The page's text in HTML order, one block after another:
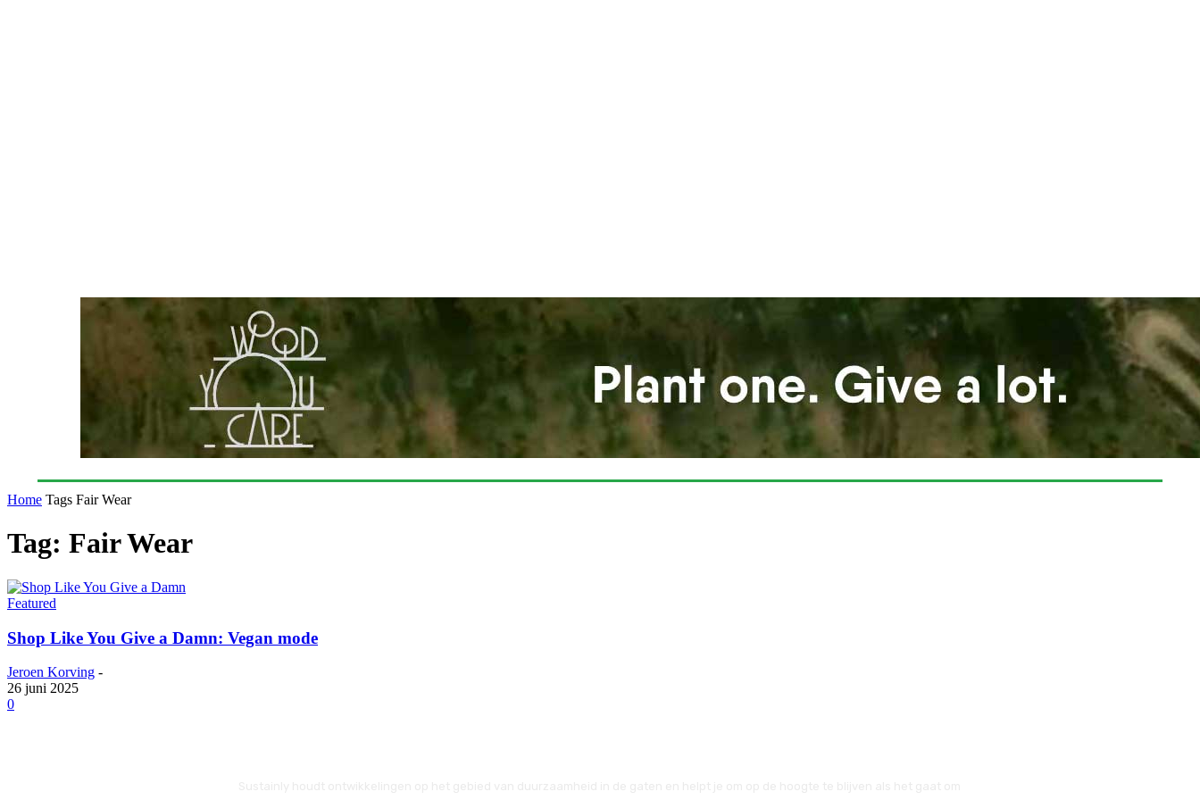
Home Tags Fair Wear
Tag: Fair Wear
Featured
Shop Like You Give a Damn: Vegan mode
Jeroen Korving -
26 juni 2025
0